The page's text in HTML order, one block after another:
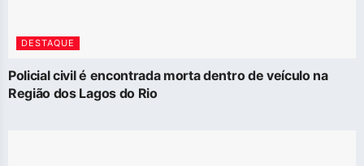
DESTAQUE
Policial civil é encontrada morta dentro de veículo na
Região dos Lagos do Rio